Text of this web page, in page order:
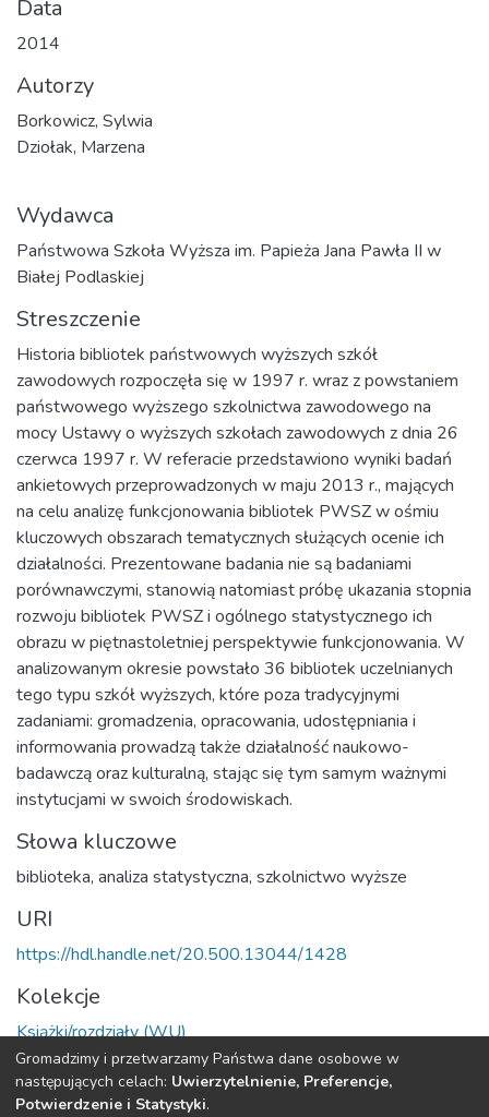
Data
2014
Autorzy
Borkowicz, Sylwia
Dziołak, Marzena
Wydawca
Państwowa Szkoła Wyższa im. Papieża Jana Pawła II w
Białej Podlaskiej
Streszczenie
Historia bibliotek państwowych wyższych szkół
zawodowych rozpoczęła się w 1997 r. wraz z powstaniem
państwowego wyższego szkolnictwa zawodowego na
mocy Ustawy o wyższych szkołach zawodowych z dnia 26
czerwca 1997 r. W referacie przedstawiono wyniki badań
ankietowych przeprowadzonych w maju 2013 r., mających
na celu analizę funkcjonowania bibliotek PWSZ w ośmiu
kluczowych obszarach tematycznych służących ocenie ich
działalności. Prezentowane badania nie są badaniami
porównawczymi, stanowią natomiast próbę ukazania stopnia
rozwoju bibliotek PWSZ i ogólnego statystycznego ich
obrazu w piętnastoletniej perspektywie funkcjonowania. W
analizowanym okresie powstało 36 bibliotek uczelnianych
tego typu szkół wyższych, które poza tradycyjnymi
zadaniami: gromadzenia, opracowania, udostępniania i
informowania prowadzą także działalność naukowo-
badawczą oraz kulturalną, stając się tym samym ważnymi
instytucjami w swoich środowiskach.
Słowa kluczowe
biblioteka, analiza statystyczna, szkolnictwo wyższe
URI
https://hdl.handle.net/20.500.13044/1428
Kolekcje
Książki/rozdziały (WU)
Cała strona rekordu
Gromadzimy i przetwarzamy Państwa dane osobowe w
następujących celach: Uwierzytelnienie, Preferencje,
Potwierdzenie i Statystyki.